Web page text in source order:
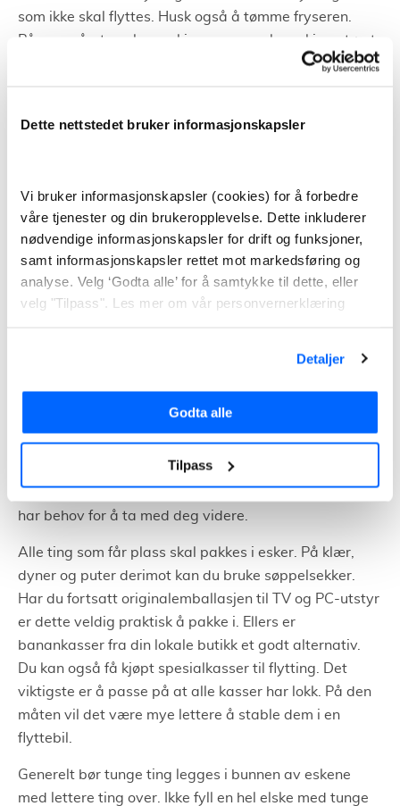
Dette nettstedet bruker informasjonskapsler
Vi bruker informasjonskapsler (cookies) for å forbedre
våre tjenester og din brukeropplevelse. Dette inkluderer
nødvendige informasjonskapsler for drift og funksjoner,
samt informasjonskapsler rettet mot markedsføring og
analyse. Velg ‘Godta alle’ for å samtykke til dette, eller
velg "Tilpass". Les mer om vår personvernerklæring
Detaljer
Godta alle
Tilpass
som ikke skal flyttes. Husk også å tømme fryseren.
Påse også at vaskemaskin og oppvaskmaskin er tømt
for vann. I tillegg til å merke flyttelass for hvor det skal
du har forlatt den gamle boligen kan du lese av
Pakking og utpakking
Feil ved pakking og emballasje kan forsinke og
vanskeliggjøre hele flytteprosessen. Dette kan
og planlagt måte. Et godt tips er å pakke ett og ett
rom om gangen og hele tiden vurdere hva du pakker.
Bruk gjerne sjansen til å kaste eller gi bort ting du ikke
har behov for å ta med deg videre.
Alle ting som får plass skal pakkes i esker. På klær,
dyner og puter derimot kan du bruke søppelsekker.
Har du fortsatt originalemballasjen til TV og PC-utstyr
er dette veldig praktisk å pakke i. Ellers er
banankasser fra din lokale butikk et godt alternativ.
Du kan også få kjøpt spesialkasser til flytting. Det
viktigste er å passe på at alle kasser har lokk. På den
måten vil det være mye lettere å stable dem i en
flyttebil.
Generelt bør tunge ting legges i bunnen av eskene
med lettere ting over. Ikke fyll en hel elske med tunge